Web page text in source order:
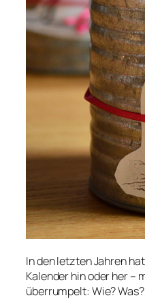
In den letzten Jahren
Kalender hin oder her –
überrumpelt: Wie?